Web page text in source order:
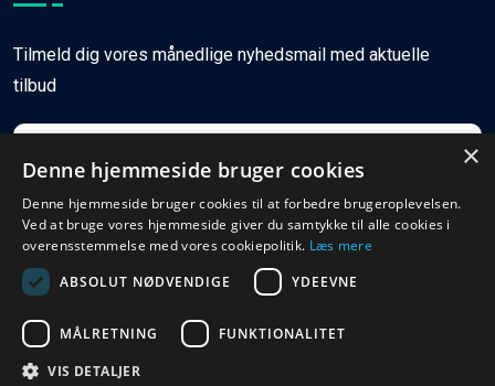
Tilmeld dig vores månedlige nyhedsmail med aktuelle
tilbud
Tilmeld
© Copyright Ferieboligweb.dk
×
Denne hjemmeside bruger cookies
Denne hjemmeside bruger cookies til at forbedre brugeroplevelsen.
Ved at bruge vores hjemmeside giver du samtykke til alle cookies i
overensstemmelse med vores cookiepolitik. Læs mere
ABSOLUT NØDVENDIGE
YDEEVNE
MÅLRETNING FUNKTIONALITET
VIS DETALJER